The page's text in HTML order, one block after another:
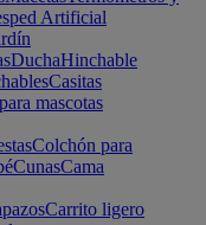
Artificial
DuchaHinchable
Casitas
mascotas
Colchón para
CunasCama
Carrito ligero